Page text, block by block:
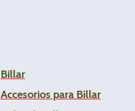
Billar
Accesorios para Billar